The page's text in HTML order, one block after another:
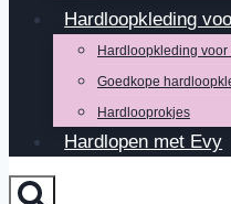
Hardloopkleding
Hardloopkleding voor
Goedkope
Hardlooprokjes
Hardlopen met Evy